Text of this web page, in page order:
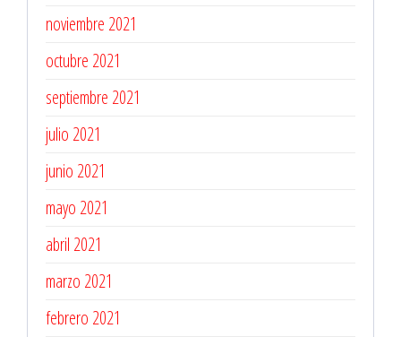
noviembre 2021
octubre 2021
septiembre 2021
julio 2021
junio 2021
mayo 2021
abril 2021
marzo 2021
febrero 2021